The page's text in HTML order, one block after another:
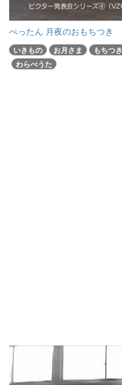
ぺったん 月夜のおもちつき
いきもの お月さま
もちつき
わらべうた